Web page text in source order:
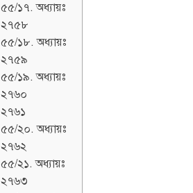
৫৫/১৭. অধ্যায়ঃ
২৭৫৮
৫৫/১৮. অধ্যায়ঃ
২৭৫৯
৫৫/১৯. অধ্যায়ঃ
২৭৬০
২৭৬১
৫৫/২০. অধ্যায়ঃ
২৭৬২
৫৫/২১. অধ্যায়ঃ
২৭৬৩